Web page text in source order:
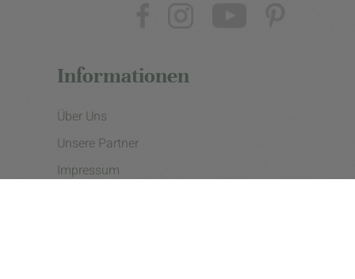
Informationen
Über Uns
Unsere Partner
Impressum